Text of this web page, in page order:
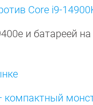
Core i9-
и батареей
компактный